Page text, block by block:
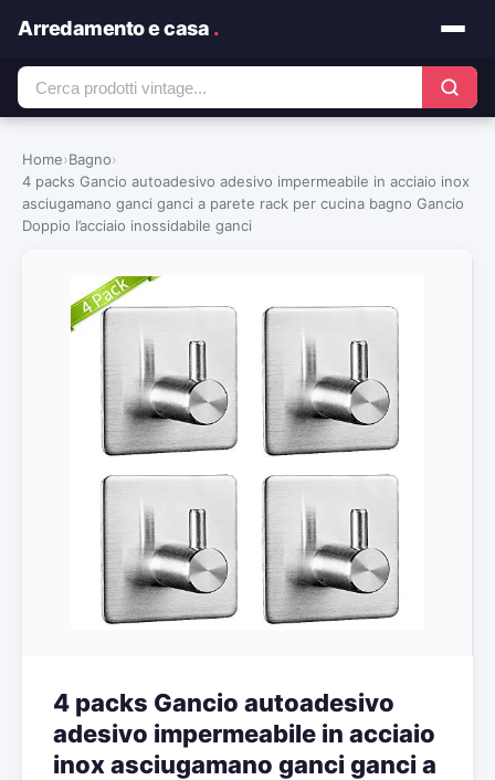
Arredamento e casa .
Home›Bagno›
4 packs Gancio autoadesivo adesivo impermeabile in acciaio inox
asciugamano ganci ganci a parete rack per cucina bagno Gancio
Doppio l’acciaio inossidabile ganci
4 packs Gancio autoadesivo
adesivo impermeabile in acciaio
inox asciugamano ganci ganci a